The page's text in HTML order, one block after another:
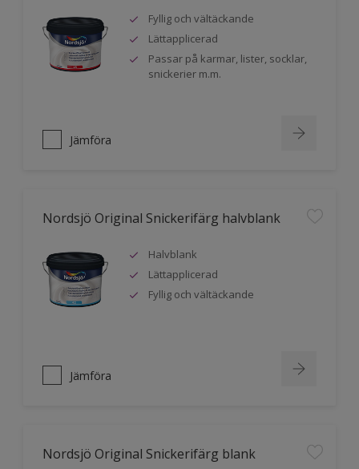
Fyllig och vältäckande
Lättapplicerad
Passar på karmar, lister, socklar,
snickerier m.m.
Jämföra
Nordsjö Original Snickerifärg halvblank
Halvblank
Lättapplicerad
Fyllig och vältäckande
Jämföra
Nordsjö Original Snickerifärg blank